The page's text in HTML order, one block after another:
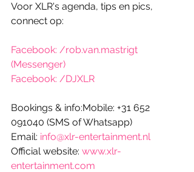
Voor XLR's agenda, tips en pics,
connect op:
Facebook: /rob.van.mastrigt
(Messenger)
Facebook: /DJXLR
Bookings & info:Mobile: +31 652
091040 (SMS of Whatsapp)
Email: info@xlr-entertainment.nl
Official website: www.xlr-
entertainment.com